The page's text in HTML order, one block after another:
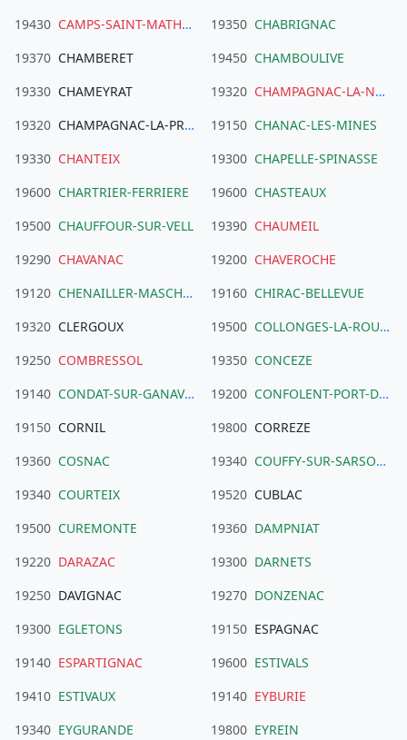
19430 CAMPS-SAINT-MATHURIN-LEOBAZEL 19350 CHABRIGNAC
19370 CHAMBERET 19450 CHAMBOULIVE
19330 CHAMEYRAT 19320 CHAMPAGNAC-LA-NOAILLE
19320 CHAMPAGNAC-LA-PRUNE 19150 CHANAC-LES-MINES
19330 CHANTEIX 19300 CHAPELLE-SPINASSE
19600 CHARTRIER-FERRIERE 19600 CHASTEAUX
19500 CHAUFFOUR-SUR-VELL 19390 CHAUMEIL
19290 CHAVANAC 19200 CHAVEROCHE
19120 CHENAILLER-MASCHEIX 19160 CHIRAC-BELLEVUE
19320 CLERGOUX 19500 COLLONGES-LA-ROUGE
19250 COMBRESSOL 19350 CONCEZE
19140 CONDAT-SUR-GANAVEIX 19200 CONFOLENT-PORT-DIEU
19150 CORNIL 19800 CORREZE
19360 COSNAC 19340 COUFFY-SUR-SARSONNE
19340 COURTEIX 19520 CUBLAC
19500 CUREMONTE 19360 DAMPNIAT
19220 DARAZAC 19300 DARNETS
19250 DAVIGNAC 19270 DONZENAC
19300 EGLETONS 19150 ESPAGNAC
19140 ESPARTIGNAC 19600 ESTIVALS
19410 ESTIVAUX 19140 EYBURIE
19340 EYGURANDE 19800 EYREIN